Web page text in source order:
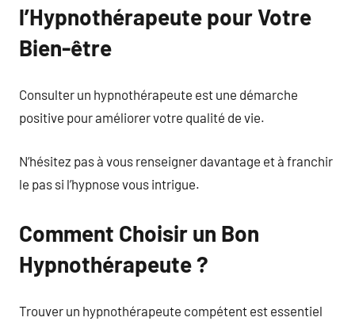
l’Hypnothérapeute pour Votre
Bien-être
Consulter un hypnothérapeute est une démarche
positive pour améliorer votre qualité de vie.
N’hésitez pas à vous renseigner davantage et à franchir
le pas si l’hypnose vous intrigue.
Comment Choisir un Bon
Hypnothérapeute ?
Trouver un hypnothérapeute compétent est essentiel